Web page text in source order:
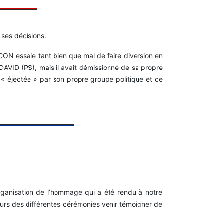
décisions.
essaie tant bien que mal de faire diversion en
(PS), mais il avait démissionné de sa propre
éjectée » par son propre groupe politique et ce
de l’hommage qui a été rendu à notre
des différentes cérémonies venir témoigner de